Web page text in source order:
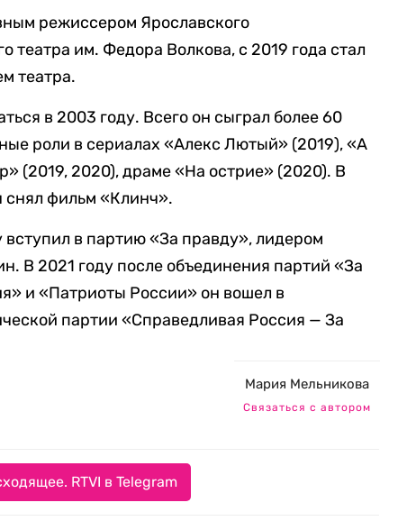
режиссером Ярославского
театра им. Федора Волкова, с 2019 года стал
театра.
в 2003 году. Всего он сыграл более 60
роли в сериалах «Алекс Лютый» (2019), «А
(2019, 2020), драме «На острие» (2020). В
снял фильм «Клинч».
в партию «За правду», лидером
В 2021 году после объединения партий «За
и «Патриоты России» он вошел в
партии «Справедливая Россия — За
Мария Мельникова
Связаться с автором
RTVI в Telegram